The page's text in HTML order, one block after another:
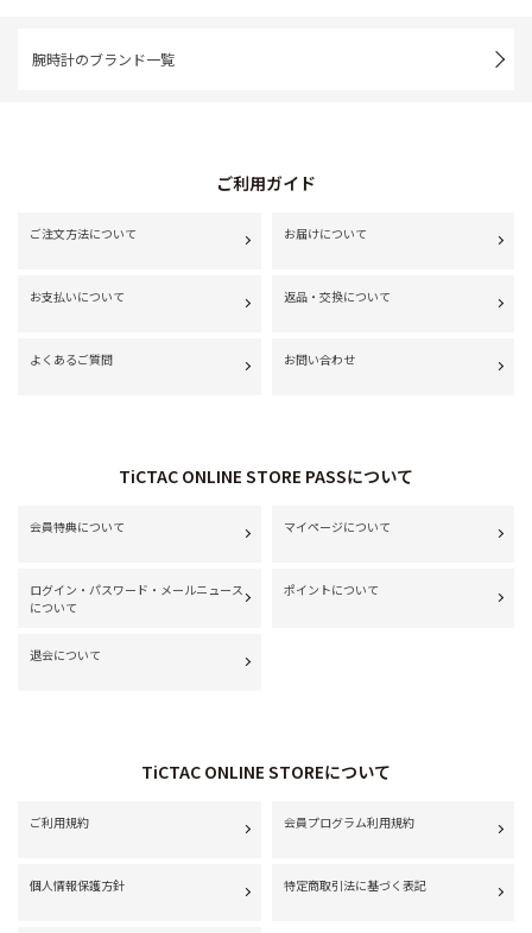
腕時計のブランド一覧
ご利用ガイド
ご注文方法について お届けについて
お支払いについて 返品・交換について
よくあるご質問 お問い合わせ
TiCTAC ONLINE STORE PASSについて
会員特典について マイページについて
ログイン・パスワード・メールニュース
について
ポイントについて
退会について
TiCTAC ONLINE STOREについて
ご利用規約 会員プログラム利用規約
個人情報保護方針 特定商取引法に基づく表記